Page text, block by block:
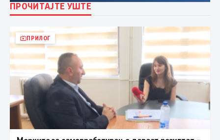
ПРОЧИТАЈТЕ УШТЕ
ПРИЛОГ